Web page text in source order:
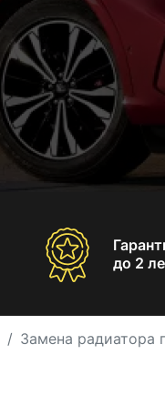
до 2
Замена радиатора